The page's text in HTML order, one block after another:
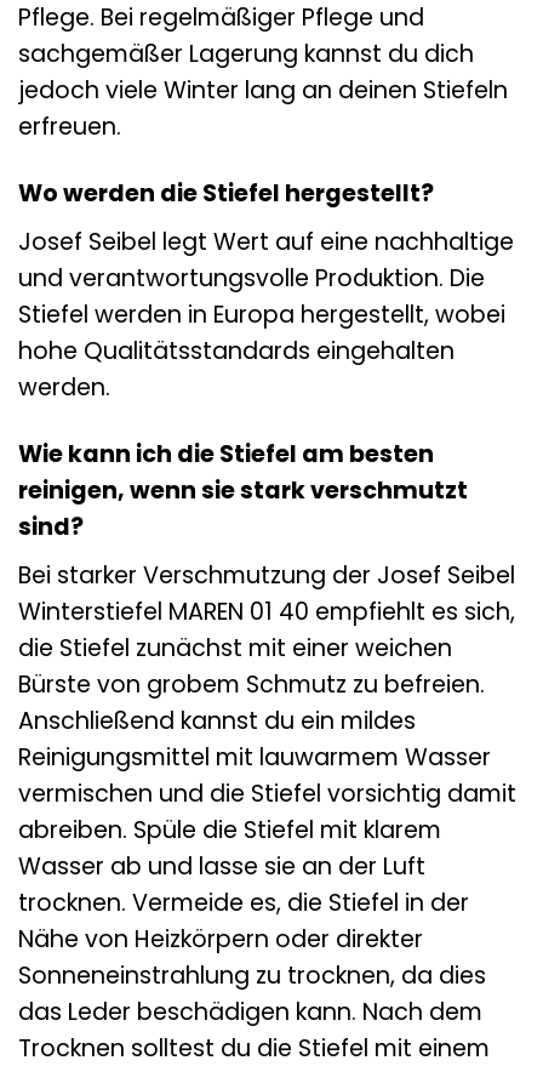
Pflege. Bei regelmäßiger Pflege und
sachgemäßer Lagerung kannst du dich
jedoch viele Winter lang an deinen Stiefeln
erfreuen.
Wo werden die Stiefel hergestellt?
Josef Seibel legt Wert auf eine nachhaltige
und verantwortungsvolle Produktion. Die
Stiefel werden in Europa hergestellt, wobei
hohe Qualitätsstandards eingehalten
werden.
Wie kann ich die Stiefel am besten
reinigen, wenn sie stark verschmutzt
sind?
Bei starker Verschmutzung der Josef Seibel
Winterstiefel MAREN 01 40 empfiehlt es sich,
die Stiefel zunächst mit einer weichen
Bürste von grobem Schmutz zu befreien.
Anschließend kannst du ein mildes
Reinigungsmittel mit lauwarmem Wasser
vermischen und die Stiefel vorsichtig damit
abreiben. Spüle die Stiefel mit klarem
Wasser ab und lasse sie an der Luft
trocknen. Vermeide es, die Stiefel in der
Nähe von Heizkörpern oder direkter
Sonneneinstrahlung zu trocknen, da dies
das Leder beschädigen kann. Nach dem
Trocknen solltest du die Stiefel mit einem